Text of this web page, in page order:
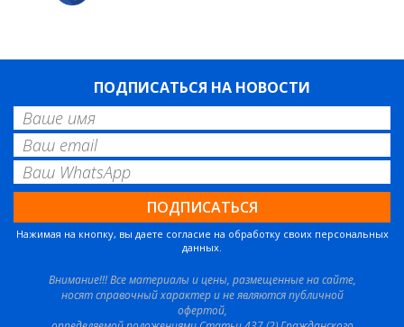
ПОДПИСАТЬСЯ НА НОВОСТИ
Нажимая на кнопку, вы даете согласие на обработку своих персональных
данных.
Внимание!!! Все материалы и цены, размещенные на сайте,
носят справочный характер и не являются публичной
офертой,